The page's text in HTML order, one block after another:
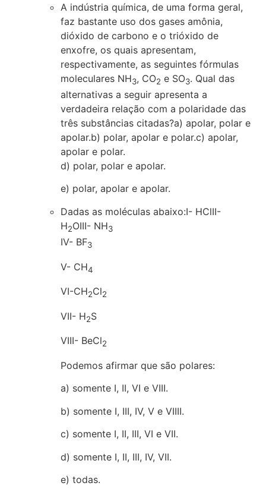
A indústria química, de uma forma geral,
faz bastante uso dos gases amônia,
dióxido de carbono e o trióxido de
enxofre, os quais apresentam,
respectivamente, as seguintes fórmulas
moleculares NH3, CO2 e SO3. Qual das
alternativas a seguir apresenta a
verdadeira relação com a polaridade das
três substâncias citadas?a) apolar, polar e
apolar.b) polar, apolar e polar.c) apolar,
apolar e polar.
d) polar, polar e apolar.
e) polar, apolar e apolar.
Dadas as moléculas abaixo:I- HClII-
H2OIII- NH3
IV- BF3
V- CH4
VI-CH2Cl2
VII- H2S
VIII- BeCl2
Podemos afirmar que são polares:
a) somente I, II, VI e VIII.
b) somente I, III, IV, V e VIIII.
c) somente I, II, III, VI e VII.
d) somente I, II, III, IV, VII.
e) todas.